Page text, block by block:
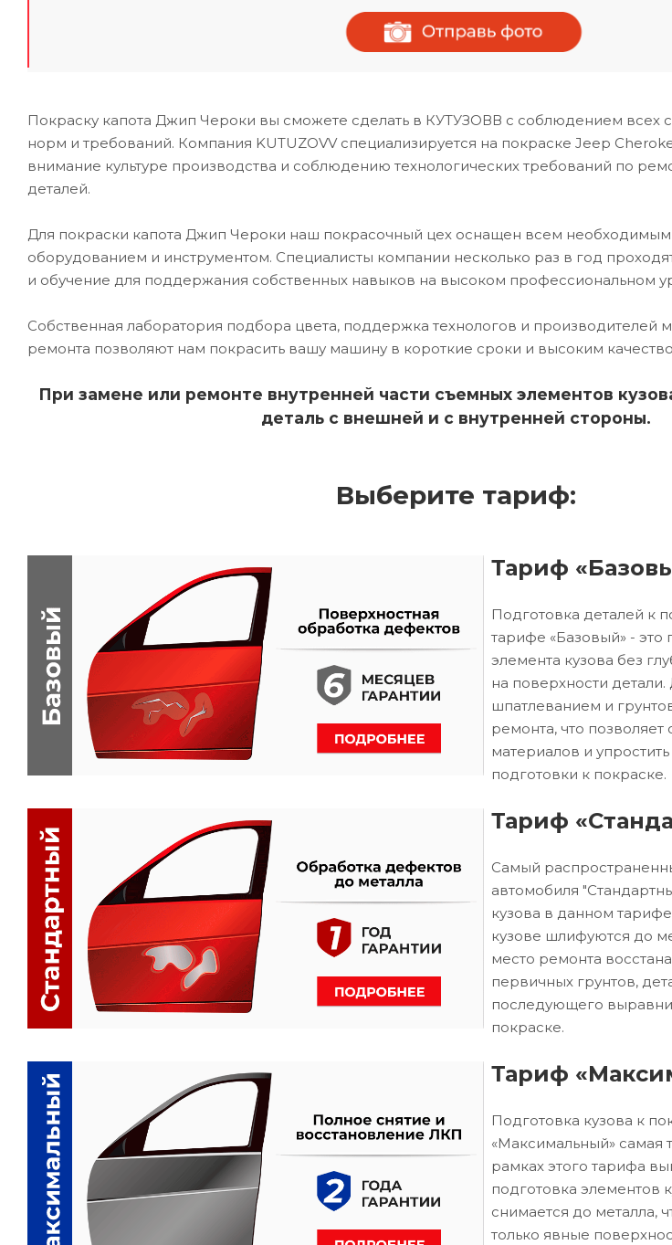
Покраску капота Джип Чероки вы сможете сделать в КУТУЗОВВ с соблюдением всех
норм и требований. Компания KUTUZOVV специализируется на покраске Jeep
внимание культуре производства и соблюдению технологических требований по
деталей.
Для покраски капота Джип Чероки наш покрасочный цех оснащен всем
оборудованием и инструментом. Специалисты компании несколько раз в год
и обучение для поддержания собственных навыков на высоком профессиональном
Собственная лаборатория подбора цвета, поддержка технологов и производителей
ремонта позволяют нам покрасить вашу машину в короткие сроки и высоким
При замене или ремонте внутренней части съемных элементов
деталь с внешней и с внутренней стороны.
Выберите тариф:
Тариф
Подготовка деталей к
тарифе «Базовый» -
элемента кузова без
на поверхности
шпатлеванием и
ремонта, что позволяет
материалов и
подготовки к покраске.
Тариф
Самый
автомобиля
кузова в данном
кузове шлифуются до
место ремонта
первичных грунтов,
последующего
покраске.
Тариф
Подготовка кузова к
«Максимальный» самая
рамках этого тарифа
подготовка элементов
снимается до металла,
только явные